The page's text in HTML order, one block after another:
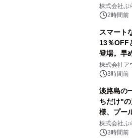
株式会社ぷ
2時間前
スマート
13％OFF
登場。早
大人の冬
苑 別邸ふ
株式会社ア
3時間前
淡路島の
ちだけ"
様、プー
きで Villa
素泊りプ
株式会社ぷ
3時間前